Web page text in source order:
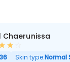
Chaerunissa
36 Skin type:Normal